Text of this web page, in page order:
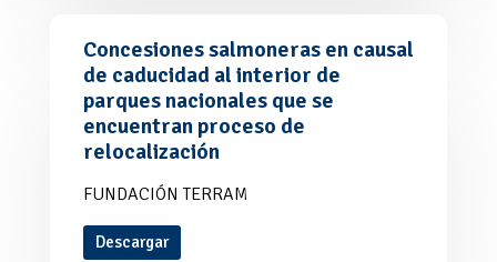
Concesiones salmoneras en causal
de caducidad al interior de
parques nacionales que se
encuentran proceso de
relocalización
FUNDACIÓN TERRAM
Descargar